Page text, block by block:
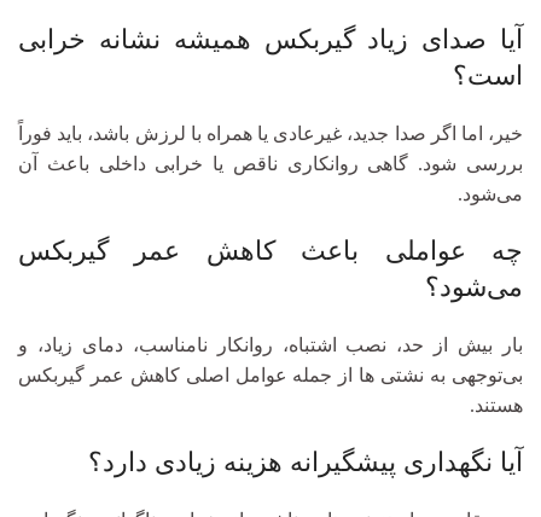
آیا صدای زیاد گیربکس همیشه نشانه خرابی
است؟
خیر، اما اگر صدا جدید، غیرعادی یا همراه با لرزش باشد، باید فوراً
بررسی شود. گاهی روانکاری ناقص یا خرابی داخلی باعث آن
می‌شود.
چه عواملی باعث کاهش عمر گیربکس
می‌شود؟
بار بیش از حد، نصب اشتباه، روانکار نامناسب، دمای زیاد، و
بی‌توجهی به نشتی‌ ها از جمله عوامل اصلی کاهش عمر گیربکس
هستند.
آیا نگهداری پیشگیرانه هزینه زیادی دارد؟